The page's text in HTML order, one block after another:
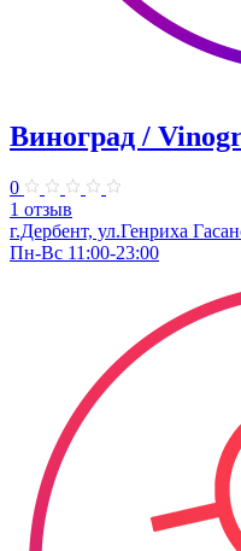
Виноград /
0
1 отзыв
г.Дербент, ​ул.Генриха
Пн-Вс 11:00-23:00